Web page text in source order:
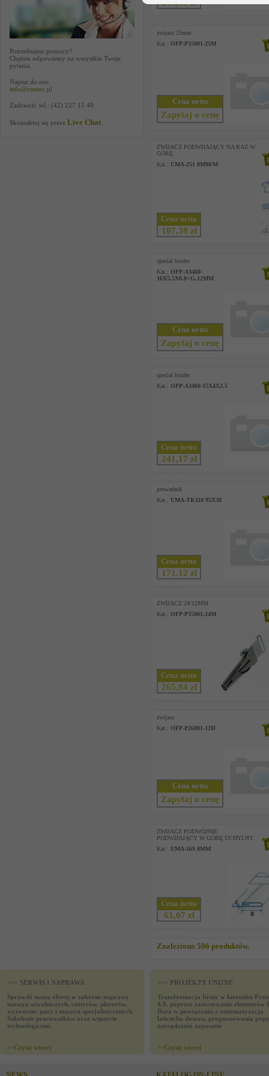
Potrzebujesz pomocy?
Chętnie odpowiemy na wszystkie Twoje
pytania.
Napisz do nas:
info@contec.pl
Zadzwoń: tel.: (42) 227 11 40
Skontaktuj się przez Live Chat
244,46 zł
zwijacz 25mm
Kat.: OFP-P35001-25M
Cena netto
Zapytaj o cenę
ZWIJACZ PODWIJAJĄCY NA RAZ W
GÓRĘ
Kat.: UMA-251 8MM/M
Cena netto
107,38 zł
special binder
Kat.: OFP-A3460-
16X5.5X0.8+G.12MM
Cena netto
Zapytaj o cenę
special binder
Kat.: OFP-A3460-15X4X2.5
Cena netto
241,17 zł
prowadnik
Kat.: UMA-TK110 95X38
Cena netto
171,12 zł
ZWIJACZ 24/12MM
Kat.: OFP-P35001-24M
Cena netto
265,84 zł
zwijacz
Kat.: OFP-P26001-12H
Cena netto
Zapytaj o cenę
ZWIJACZ PODWÓJNIE
PODWIJAJĄCY W GÓRĘ UCHYLNY
Kat.: UMA-169 8MM
Cena netto
61,07 zł
Znaleziono 506 produktów.
>>> SERWIS I NAPRAWA
Sprawdź naszą ofertę w zakresie naprawy
maszyn szwalniczych, cutterów, ploterów,
wytwornic pary i maszyn specjalistycznych.
Szkolenie pracowników oraz wsparcie
technologiczne.
>>Czytaj wiecej
>>> PROJEKTY UNIJNE
Transformacja firmy w kierunku
4.0. poprzez zastosowanie elementów
Data w powiązaniu z automatyzacją
łańcucha dostaw, prognozowania
zarządzania zapasami
>>Czytaj wiecej